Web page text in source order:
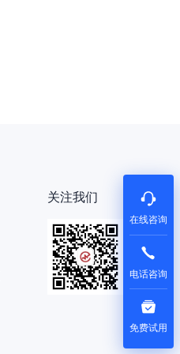
关注我们
在线咨询
电话咨询
免费试用